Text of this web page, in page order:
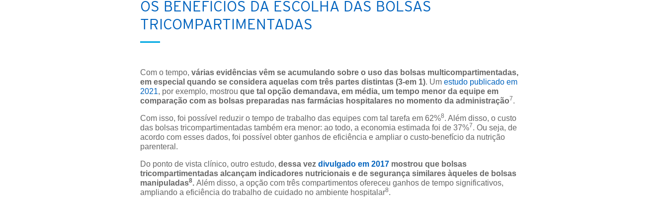
OS BENEFÍCIOS DA ESCOLHA DAS BOLSAS
TRICOMPARTIMENTADAS
Com o tempo, várias evidências vêm se acumulando sobre o uso das bolsas multicompartimentadas,
em especial quando se considera aquelas com três partes distintas (3-em 1). Um estudo publicado em
2021, por exemplo, mostrou que tal opção demandava, em média, um tempo menor da equipe em
comparação com as bolsas preparadas nas farmácias hospitalares no momento da administração7.
Com isso, foi possível reduzir o tempo de trabalho das equipes com tal tarefa em 62%8. Além disso, o custo
das bolsas tricompartimentadas também era menor: ao todo, a economia estimada foi de 37%7. Ou seja, de
acordo com esses dados, foi possível obter ganhos de eficiência e ampliar o custo-benefício da nutrição
parenteral.
Do ponto de vista clínico, outro estudo, dessa vez divulgado em 2017 mostrou que bolsas
tricompartimentadas alcançam indicadores nutricionais e de segurança similares àqueles de bolsas
manipuladas8. Além disso, a opção com três compartimentos ofereceu ganhos de tempo significativos,
ampliando a eficiência do trabalho de cuidado no ambiente hospitalar8.